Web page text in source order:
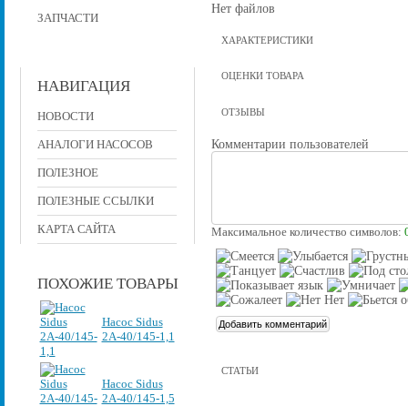
ЗАПЧАСТИ
НАВИГАЦИЯ
НОВОСТИ
АНАЛОГИ НАСОСОВ
ПОЛЕЗНОЕ
ПОЛЕЗНЫЕ ССЫЛКИ
КАРТА САЙТА
ПОХОЖИЕ ТОВАРЫ
Насос Sidus
2А-40/145-1,1
Насос Sidus
2А-40/145-1,5
Нет файлов
ХАРАКТЕРИСТИКИ
ОЦЕНКИ ТОВАРА
ОТЗЫВЫ
Комментарии пользователей
Максимальное количество символов:
СТАТЬИ